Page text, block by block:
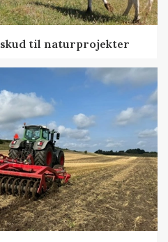
til naturprojekter